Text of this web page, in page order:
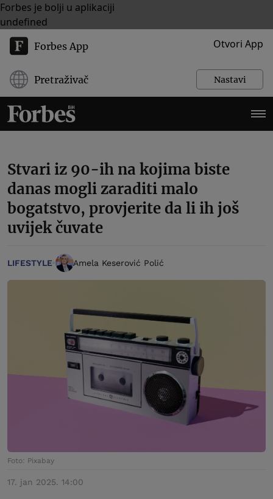
Forbes je bolji u aplikaciji
undefined
Forbes App Otvori App
Pretraživač Nastavi
Stvari iz 90-ih na kojima biste
danas mogli zaraditi malo
bogatstvo, provjerite da li ih još
uvijek čuvate
LIFESTYLE Amela Keserović Polić
Foto: Pixabay
17. jan 2025. 14:00